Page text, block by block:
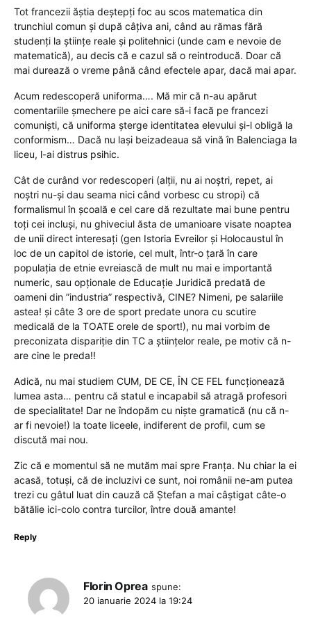
Tot francezii ăștia deștepți foc au scos matematica din
trunchiul comun și după câțiva ani, când au rămas fără
studenți la științe reale și politehnici (unde cam e nevoie de
matematică), au decis că e cazul să o reintroducă. Doar că
mai durează o vreme până când efectele apar, dacă mai apar.
Acum redescoperă uniforma…. Mă mir că n-au apărut
comentariile șmechere pe aici care să-i facă pe francezi
comuniști, că uniforma șterge identitatea elevului și-l obligă la
conformism… Dacă nu lași beizadeaua să vină în Balenciaga la
liceu, l-ai distrus psihic.
Cât de curând vor redescoperi (alții, nu ai noștri, repet, ai
noștri nu-și dau seama nici când vorbesc cu stropi) că
formalismul în școală e cel care dă rezultate mai bune pentru
toți cei incluși, nu ghiveciul ăsta de umanioare visate noaptea
de unii direct interesați (gen Istoria Evreilor și Holocaustul în
loc de un capitol de istorie, cel mult, într-o țară în care
populația de etnie evreiască de mult nu mai e importantă
numeric, sau opționale de Educație Juridică predată de
oameni din ”industria” respectivă, CINE? Nimeni, pe salariile
astea! și câte 3 ore de sport predate unora cu scutire
medicală de la TOATE orele de sport!), nu mai vorbim de
preconizata dispariție din TC a științelor reale, pe motiv că n-
are cine le preda!!
Adică, nu mai studiem CUM, DE CE, ÎN CE FEL funcționează
lumea asta… pentru că statul e incapabil să atragă profesori
de specialitate! Dar ne îndopăm cu niște gramatică (nu că n-
ar fi nevoie!) la toate liceele, indiferent de profil, cum se
discută mai nou.
Zic că e momentul să ne mutăm mai spre Franța. Nu chiar la ei
acasă, totuși, că de incluzivi ce sunt, noi românii ne-am putea
trezi cu gâtul luat din cauză că Ștefan a mai câștigat câte-o
bătălie ici-colo contra turcilor, între două amante!
Reply
Florin Oprea spune:
20 ianuarie 2024 la 19:24